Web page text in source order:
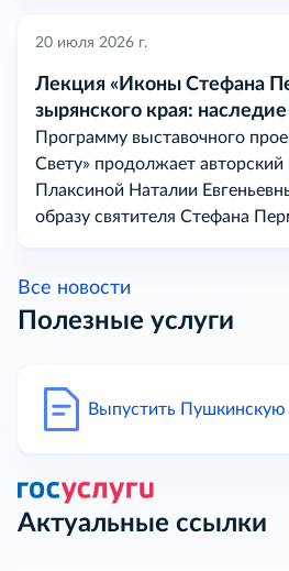
20 июля 2026 г.
Лекция «Иконы Стефана
зырянского края:
Вычегодской
Программу выставочного
Свету» продолжает авторский
Плаксиной Наталии
образу святителя Стефана
Все новости
Полезные услуги
Выпустить Пушкинскую
Актуальные ссылки